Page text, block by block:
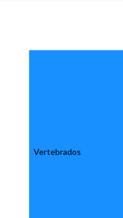
Vertebrados